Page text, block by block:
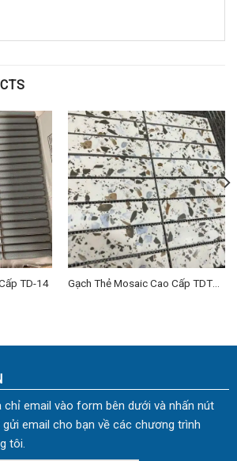
TD-14
Gạch Thẻ Mosaic Cao Cấp TDTM-
chỉ email vào form bên dưới và nhấn nút
email cho bạn về các chương trình
tôi.